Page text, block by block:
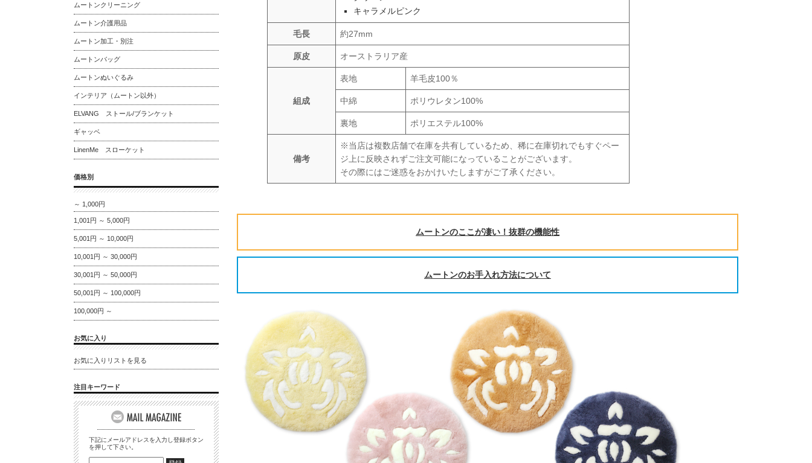
キャラメルピンク
毛長 約27mm
原皮 オーストラリア産
組成
表地 羊毛皮100％
中綿 ポリウレタン100%
裏地 ポリエステル100%
備考
※当店は複数店舗で在庫を共有しているため、稀に在庫切れでもすぐペー
ジ上に反映されずご注文可能になっていることがございます。
その際にはご迷惑をおかけいたしますがご了承ください。
ムートンのここが凄い！抜群の機能性
ムートンのお手入れ方法について
ムートンクリーニング
ムートン介護用品
ムートン加工・別注
ムートンバッグ
ムートンぬいぐるみ
インテリア（ムートン以外）
ELVANG ストール/ブランケット
ギャッベ
LinenMe スローケット
価格別
～ 1,000円
1,001円 ～ 5,000円
5,001円 ～ 10,000円
10,001円 ～ 30,000円
30,001円 ～ 50,000円
50,001円 ～ 100,000円
100,000円 ～
お気に入り
お気に入りリストを見る
注目キーワード
下記にメールアドレスを入力し登録ボタン
を押して下さい。